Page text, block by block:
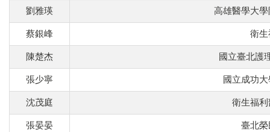
劉雅瑛 高雄醫學大
蔡銀峰 衛生
陳楚杰 國立臺北護
張少寧 國立成功
沈茂庭 衛生福
張晏晏 臺北